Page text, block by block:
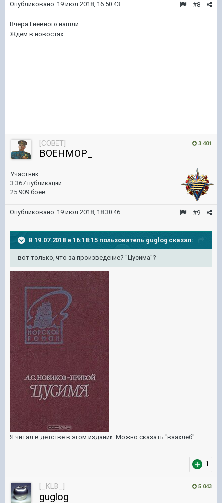
#8
Опубликовано: 19 июл 2018, 16:50:43
Вчера Гневного нашли
Ждем в новостях
3 401
[COBET]
BOEHMOP_
Участник
3 367 публикаций
25 909 боёв
#9
Опубликовано: 19 июл 2018, 18:30:46
В 19.07.2018 в 16:18:15 пользователь guglog сказал:
вот только, что за произведение? "Цусима"?
Я читал в детстве в этом издании. Можно сказать "взахлеб".
1
5 043
[_KLB_]
guglog